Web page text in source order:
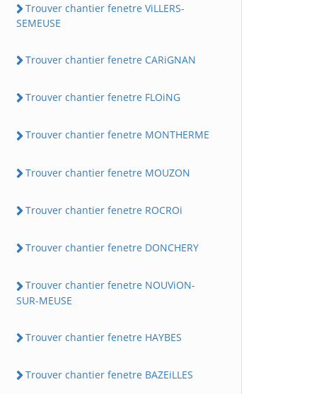
Trouver chantier fenetre ViLLERS-
SEMEUSE
Trouver chantier fenetre CARiGNAN
Trouver chantier fenetre FLOiNG
Trouver chantier fenetre MONTHERME
Trouver chantier fenetre MOUZON
Trouver chantier fenetre ROCROi
Trouver chantier fenetre DONCHERY
Trouver chantier fenetre NOUViON-
SUR-MEUSE
Trouver chantier fenetre HAYBES
Trouver chantier fenetre BAZEiLLES